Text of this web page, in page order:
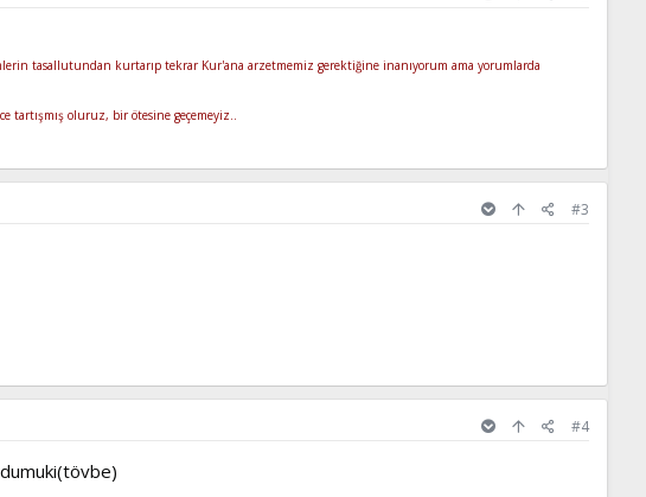
tasallutundan kurtarıp tekrar Kur'ana arzetmemiz gerektiğine inanıyorum ama yorumlarda
tartışmış oluruz, bir ötesine geçemeyiz..
#3
#4